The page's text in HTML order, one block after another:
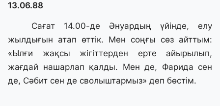
13.06.88
Сағат 14.00-де Әнуардың үйiнде, елу
жылдығын атап өттік. Мен соңғы сөз айттым:
«Ылғи жақсы жiгiттерден ерте айырылып,
жағдай нашарлап қалды. Мен де, Фарида сен
де, Сәбит сен де сволыштармыз» деп бөстiм.